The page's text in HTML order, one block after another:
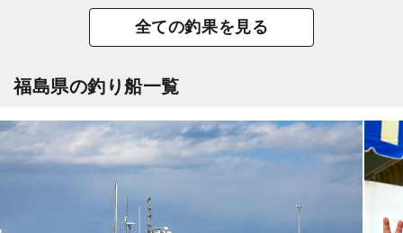
全ての釣果を見る
福島県の釣り船一覧